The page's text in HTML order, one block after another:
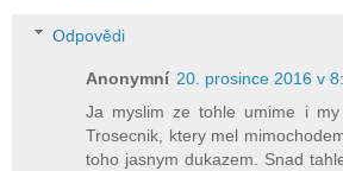
Odpovědi
Anonymní 20. prosince 2016 v
Ja myslim ze tohle umime i
Trosecnik, ktery mel
toho jasnym dukazem. Snad